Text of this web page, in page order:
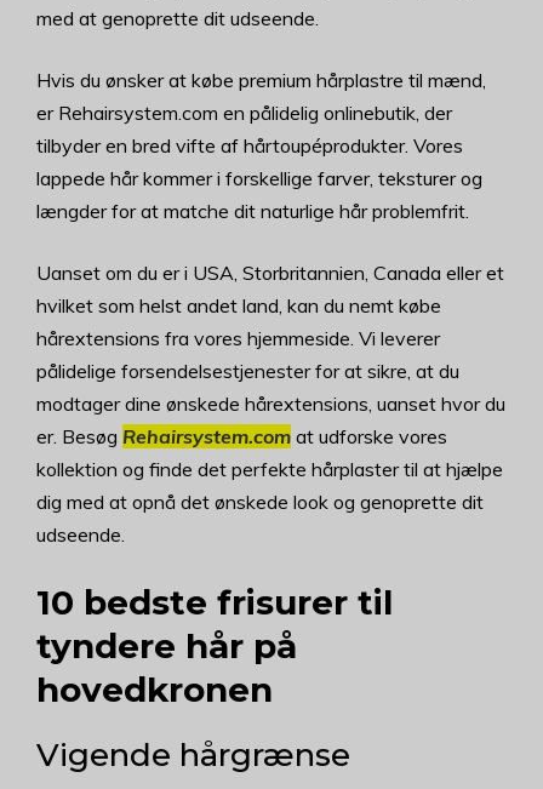
med at genoprette dit udseende.
Hvis du ønsker at købe premium hårplastre til mænd,
er Rehairsystem.com en pålidelig onlinebutik, der
tilbyder en bred vifte af hårtoupéprodukter. Vores
lappede hår kommer i forskellige farver, teksturer og
længder for at matche dit naturlige hår problemfrit.
Uanset om du er i USA, Storbritannien, Canada eller et
hvilket som helst andet land, kan du nemt købe
hårextensions fra vores hjemmeside. Vi leverer
pålidelige forsendelsestjenester for at sikre, at du
modtager dine ønskede hårextensions, uanset hvor du
er. Besøg Rehairsystem.com at udforske vores
kollektion og finde det perfekte hårplaster til at hjælpe
dig med at opnå det ønskede look og genoprette dit
udseende.
10 bedste frisurer til
tyndere hår på
hovedkronen
Vigende hårgrænse